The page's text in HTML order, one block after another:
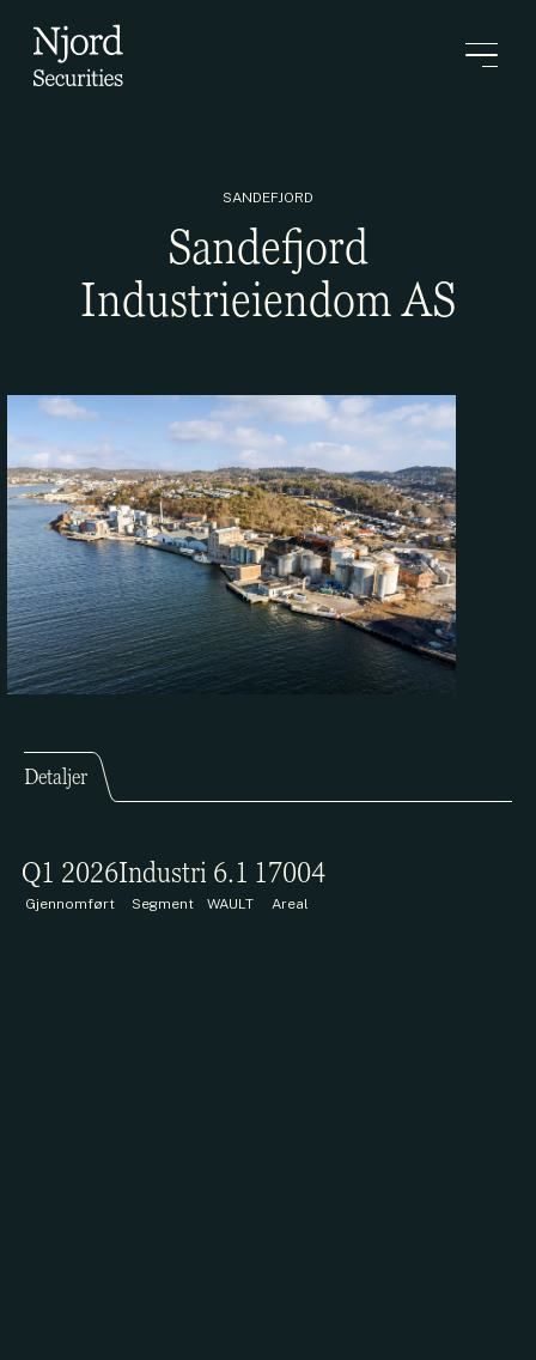
SANDEFJORD
Sandefjord
Industrieiendom AS
Detaljer
Q1 2026
Gjennomført
Industri
Segment
6.1
WAULT
17004
Areal